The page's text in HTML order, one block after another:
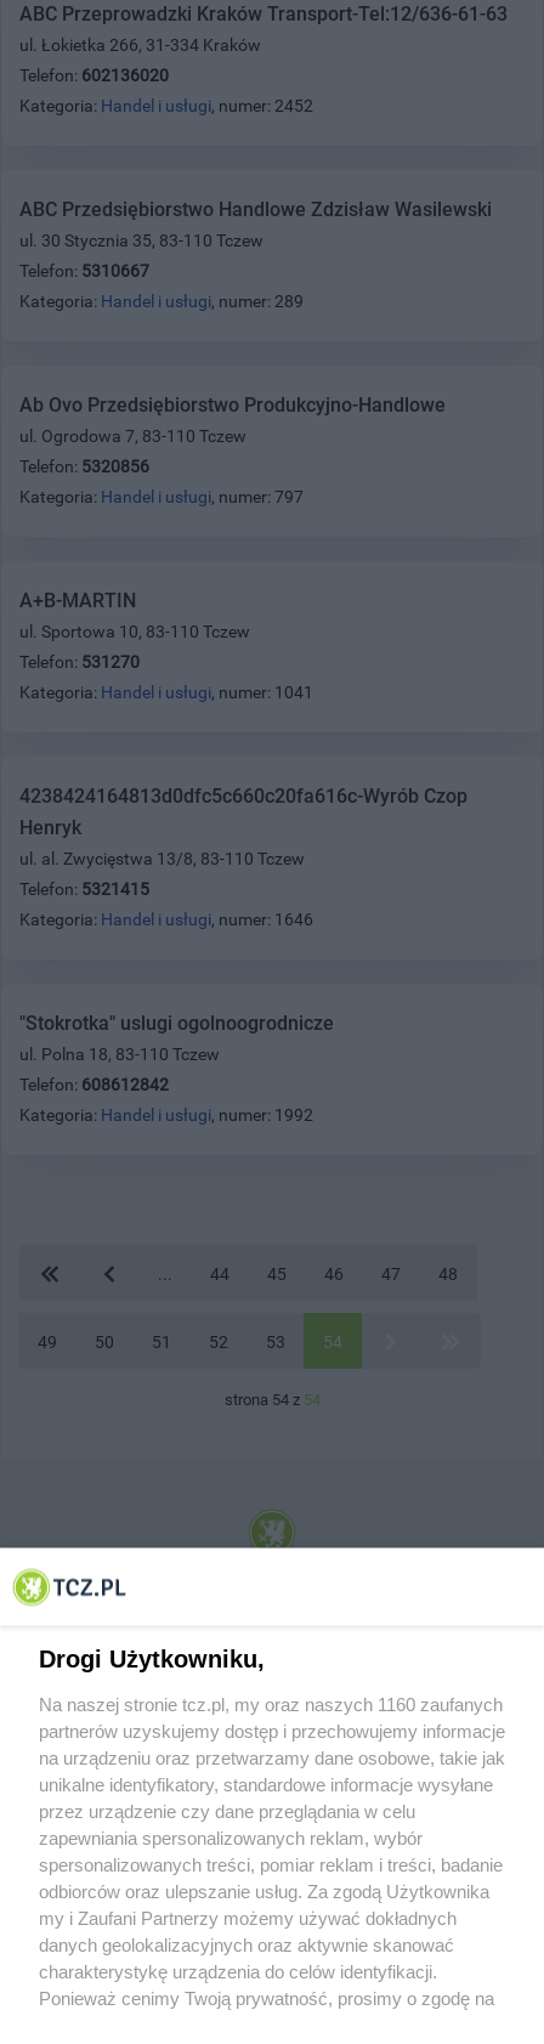
ABC Przeprowadzki Kraków Transport-Tel:12/636-61-63
ul. Łokietka 266, 31-334 Kraków
Telefon: 602136020
Kategoria: Handel i usługi, numer: 2452
ABC Przedsiębiorstwo Handlowe Zdzisław Wasilewski
ul. 30 Stycznia 35, 83-110 Tczew
Telefon: 5310667
Kategoria: Handel i usługi, numer: 289
Ab Ovo Przedsiębiorstwo Produkcyjno-Handlowe
ul. Ogrodowa 7, 83-110 Tczew
Telefon: 5320856
Kategoria: Handel i usługi, numer: 797
A+B-MARTIN
ul. Sportowa 10, 83-110 Tczew
Telefon: 531270
Kategoria: Handel i usługi, numer: 1041
4238424164813d0dfc5c660c20fa616c-Wyrób Czop
Henryk
ul. al. Zwycięstwa 13/8, 83-110 Tczew
Telefon: 5321415
Kategoria: Handel i usługi, numer: 1646
"Stokrotka" uslugi ogolnoogrodnicze
ul. Polna 18, 83-110 Tczew
Telefon: 608612842
Kategoria: Handel i usługi, numer: 1992
44 45 46 47 48
49 50 51 52 53 54
strona 54 z 54
© 2001-2026 Tczew - TCZ.PL Sp. z o.o. Internetowy Serwis Informacyjny Miasta
O FIRMIE POLITYKA PRYWATNOŚCI HOSTING
REKLAMA WSPÓŁPRACA RSS FACEBOOK KONTAKT
Nasze serwisy
Aktualności
Tcz24
Muzyka i kultura
Archiwum wydarzeń
Drogi Użytkowniku,
Na naszej stronie tcz.pl, my oraz naszych 1160 zaufanych
partnerów uzyskujemy dostęp i przechowujemy informacje
na urządzeniu oraz przetwarzamy dane osobowe, takie jak
unikalne identyfikatory, standardowe informacje wysyłane
przez urządzenie czy dane przeglądania w celu
zapewniania spersonalizowanych reklam, wybór
spersonalizowanych treści, pomiar reklam i treści, badanie
odbiorców oraz ulepszanie usług. Za zgodą Użytkownika
my i Zaufani Partnerzy możemy używać dokładnych
danych geolokalizacyjnych oraz aktywnie skanować
charakterystykę urządzenia do celów identyfikacji.
Ponieważ cenimy Twoją prywatność, prosimy o zgodę na